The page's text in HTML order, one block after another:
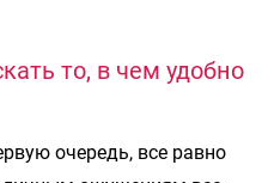
то, в чем удобно
очередь, все равно